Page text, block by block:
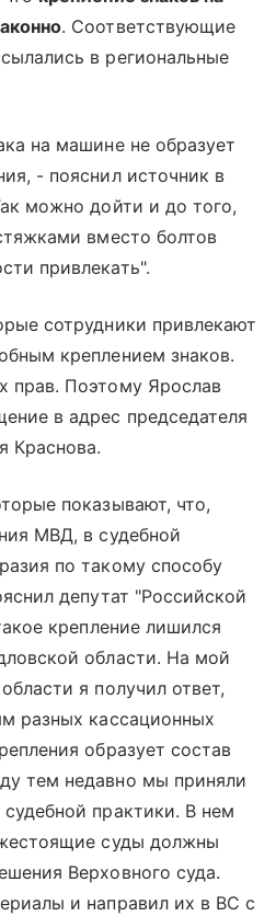
. Соответствующие
в региональные
на машине не образует
- пояснил источник в
можно дойти и до того,
вместо болтов
привлекать".
сотрудники привлекают
креплением знаков.
прав. Поэтому Ярослав
в адрес председателя
Краснова.
показывают, что,
МВД, в судебной
по такому способу
депутат "Российской
крепление лишился
области. На мой
я получил ответ,
разных кассационных
образует состав
тем недавно мы приняли
практики. В нем
суды должны
Верховного суда.
и направил их в ВС с